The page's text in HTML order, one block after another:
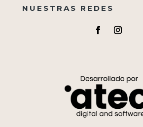
NUESTRAS REDES